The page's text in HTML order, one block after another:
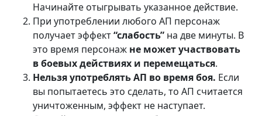
Начинайте отыгрывать указанное действие.
При употреблении любого АП персонаж
получает эффект“слабость” на две минуты. В
это время персонаж не может участвовать
в боевых действиях и перемещаться.
Нельзя употреблять АП во время боя. Если
вы попытаетесь это сделать, то АП считается
уничтоженным, эффект не наступает.